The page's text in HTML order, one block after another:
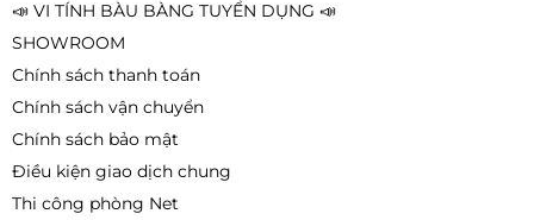
📣 VI TÍNH BÀU BÀNG TUYỂN DỤNG 📣
SHOWROOM
Chính sách thanh toán
Chính sách vận chuyển
Chính sách bảo mật
Điều kiện giao dịch chung
Thi công phòng Net